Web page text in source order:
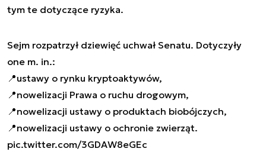
tym te dotyczące ryzyka.
Sejm rozpatrzył dziewięć uchwał Senatu. Dotyczyły
one m. in.:
📍ustawy o rynku kryptoaktywów,
📍nowelizacji Prawa o ruchu drogowym,
📍nowelizacji ustawy o produktach biobójczych,
📍nowelizacji ustawy o ochronie zwierząt.
pic.twitter.com/3GDAW8eGEc